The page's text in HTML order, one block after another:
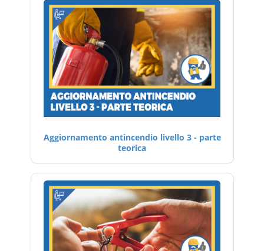
Aggiornamento antincendio livello 3 - parte
teorica